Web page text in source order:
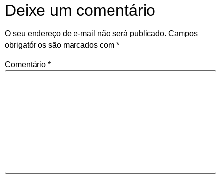
Deixe um comentário
O seu endereço de e-mail não será publicado. Campos
obrigatórios são marcados com *
Comentário *